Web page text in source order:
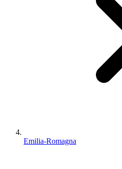
Emilia-Romagna